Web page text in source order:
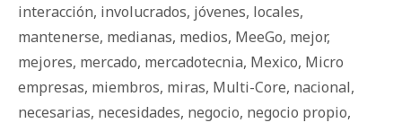
interacción, involucrados, jóvenes, locales,
mantenerse, medianas, medios, MeeGo, mejor,
mejores, mercado, mercadotecnia, Mexico, Micro
empresas, miembros, miras, Multi-Core, nacional,
necesarias, necesidades, negocio, negocio propio,